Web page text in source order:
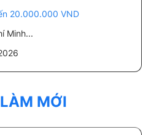
20.000.000 VND
Minh...
MỚI